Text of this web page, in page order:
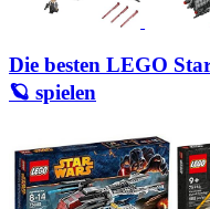
Die besten LEGO
🪐 spielen